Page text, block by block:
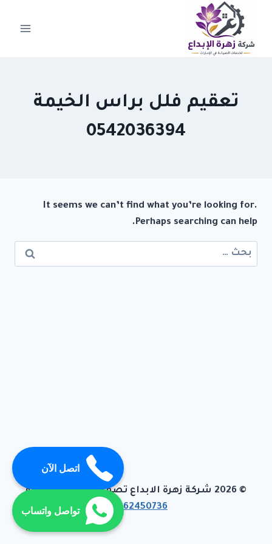
التجاوز
المحتوى
تعقيم فلل براس الخيمة
0542036394
It seems we can’t find what you’re looking for.
Perhaps searching can help.
البحث
عن:
© 2026 شركة زهرة الابداع تصميم وبرمجة تيفاجو
01062450736
اتصل الآن
تواصل واتساب